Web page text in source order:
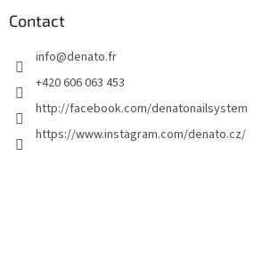
Contact
info@denato.fr
+420 606 063 453
http://facebook.com/denatonailsystem
https://www.instagram.com/denato.cz/